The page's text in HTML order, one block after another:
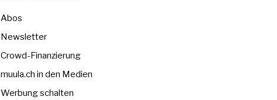
Abos
Newsletter
Crowd-Finanzierung
muula.ch in den Medien
Werbung schalten